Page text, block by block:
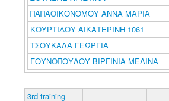
ΠΑΠΑΟΙΚΟΝΟΜΟΥ ΑΝΝΑ ΜΑΡΙΑ
ΚΟΥΡΤΙΔΟΥ ΑΙΚΑΤΕΡΙΝΗ 1061
ΤΣΟΥΚΑΛΑ ΓΕΩΡΓΙΑ
ΓΟΥΝΟΠΟΥΛΟΥ ΒΙΡΓΙΝΙΑ ΜΕΛΙΝΑ
3rd training